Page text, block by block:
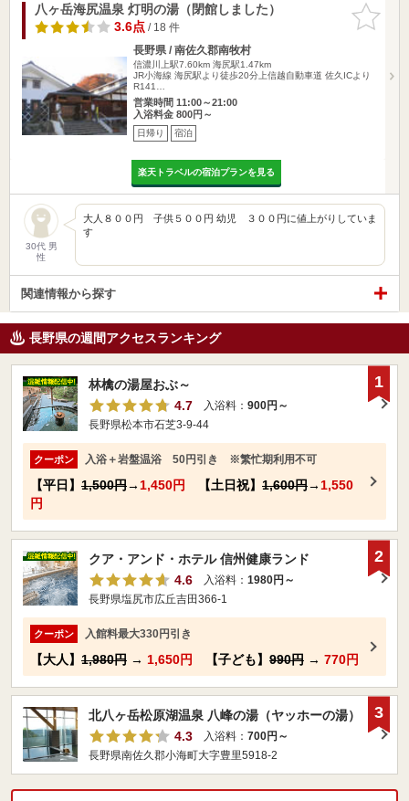
お気に入
りに追加
八ヶ岳海尻温泉 灯明の湯（閉館しました）
3.6点/ 18 件
長野県 / 南佐久郡南牧村
信濃川上駅7.60km 海尻駅1.47km
JR小海線 海尻駅より徒歩20分上信越自動車道 佐久ICより
R141…
営業時間 11:00～21:00
入浴料金 800円～
日帰り 宿泊
楽天トラベルの宿泊プランを見る
30代 男
性
大人８００円 子供５００円 幼児 ３００円に値上がりしていま
す
関連情報から探す
長野県の週間アクセスランキング
林檎の湯屋おぶ～
4.7
入浴料： 900円～
長野県松本市石芝3-9-44
クーポン 入浴＋岩盤温浴 50円引き ※繁忙期利用不可
【平日】 1,500円→ 1,450円 【土日祝】 1,600円→ 1,550
円
1
クア・アンド・ホテル 信州健康ランド
4.6
入浴料： 1980円～
長野県塩尻市広丘吉田366-1
クーポン 入館料最大330円引き
【大人】 1,980円 → 1,650円 【子ども】 990円 → 770円
2
北八ヶ岳松原湖温泉 八峰の湯（ヤッホーの湯）
4.3
入浴料： 700円～
長野県南佐久郡小海町大字豊里5918-2
3